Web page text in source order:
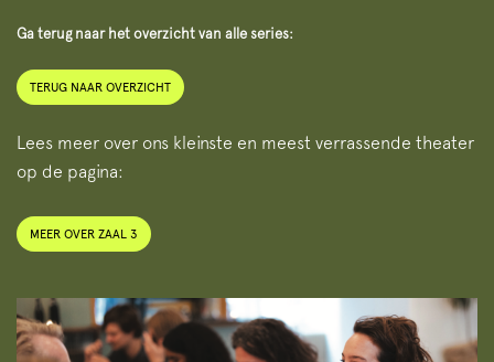
Ga terug naar het overzicht van alle series:
TERUG NAAR OVERZICHT
Lees meer over ons kleinste en meest verrassende theater
op de pagina:
MEER OVER ZAAL 3